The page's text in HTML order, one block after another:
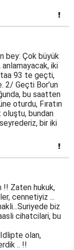
bey: Çok büyük
anlamayacak, iki
taa 93 te geçti,
2/ Geçti Bor’un
bu saatten
oturdu, Fıratın
oluştu, bundan
bir iki
!! Zaten hukuk,
cennetiyiz ...
biz
cihatcilari, bu
olan,
.. !!